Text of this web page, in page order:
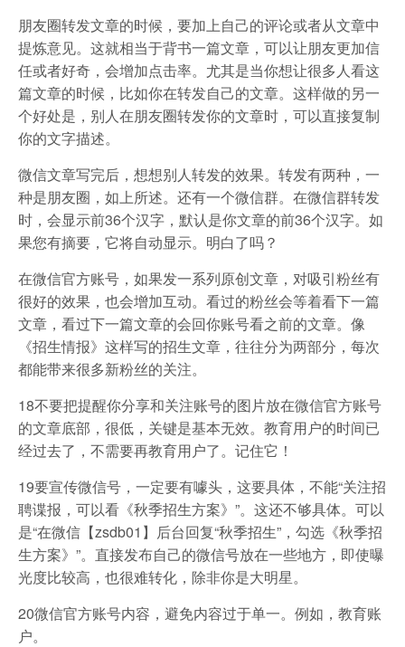
朋友圈转发文章的时候，要加上自己的评论或者从文章中
提炼意见。这就相当于背书一篇文章，可以让朋友更加信
任或者好奇，会增加点击率。尤其是当你想让很多人看这
篇文章的时候，比如你在转发自己的文章。这样做的另一
个好处是，别人在朋友圈转发你的文章时，可以直接复制
你的文字描述。
微信文章写完后，想想别人转发的效果。转发有两种，一
种是朋友圈，如上所述。还有一个微信群。在微信群转发
时，会显示前36个汉字，默认是你文章的前36个汉字。如
果您有摘要，它将自动显示。明白了吗？
在微信官方账号，如果发一系列原创文章，对吸引粉丝有
很好的效果，也会增加互动。看过的粉丝会等着看下一篇
文章，看过下一篇文章的会回你账号看之前的文章。像
《招生情报》这样写的招生文章，往往分为两部分，每次
都能带来很多新粉丝的关注。
18不要把提醒你分享和关注账号的图片放在微信官方账号
的文章底部，很低，关键是基本无效。教育用户的时间已
经过去了，不需要再教育用户了。记住它！
19要宣传微信号，一定要有噱头，这要具体，不能“关注招
聘谍报，可以看《秋季招生方案》”。这还不够具体。可以
是“在微信【zsdb01】后台回复“秋季招生”，勾选《秋季招
生方案》”。直接发布自己的微信号放在一些地方，即使曝
光度比较高，也很难转化，除非你是大明星。
20微信官方账号内容，避免内容过于单一。例如，教育账
户。